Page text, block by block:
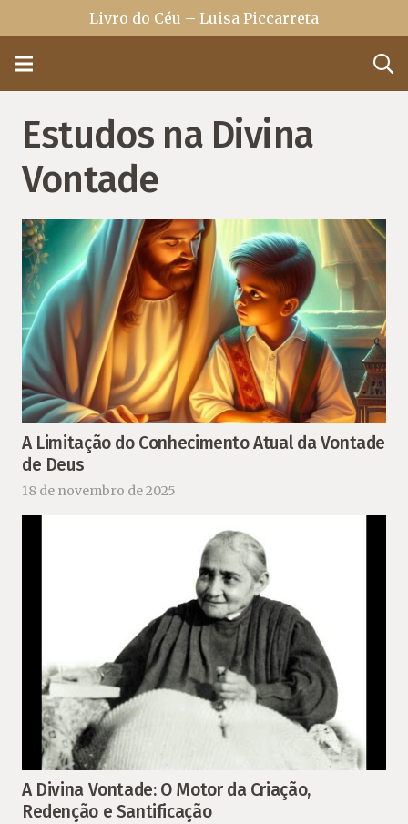
Livro do Céu – Luisa Piccarreta
Estudos na Divina
Vontade
A Limitação do Conhecimento Atual da Vontade
de Deus
18 de novembro de 2025
A Divina Vontade: O Motor da Criação,
Redenção e Santificação